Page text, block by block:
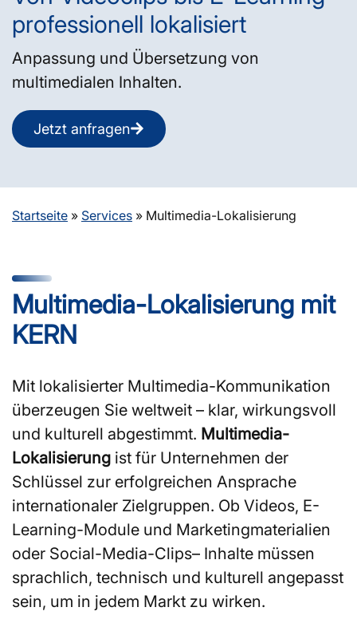
professionell lokalisiert
Anpassung und Übersetzung von
multimedialen Inhalten.
Jetzt anfragen
Startseite » Services » Multimedia-Lokalisierung
Multimedia-Lokalisierung mit
KERN
Mit lokalisierter Multimedia-Kommunikation
überzeugen Sie weltweit – klar, wirkungsvoll
und kulturell abgestimmt. Multimedia-
Lokalisierung ist für Unternehmen der
Schlüssel zur erfolgreichen Ansprache
internationaler Zielgruppen. Ob Videos, E-
Learning-Module und Marketingmaterialien
oder Social-Media-Clips– Inhalte müssen
sprachlich, technisch und kulturell angepasst
sein, um in jedem Markt zu wirken.